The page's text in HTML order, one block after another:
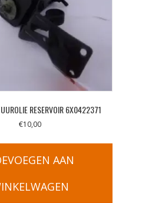
RESERVOIR 6X0422371
€10,00
AAN